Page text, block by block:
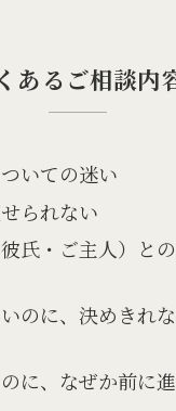
あるご相談内
いての迷い
られない
氏・ご主人）と
のに、決めきれ
に、なぜか前に